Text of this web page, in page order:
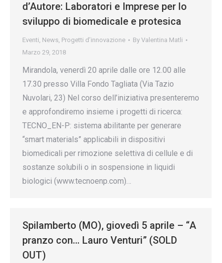
d’Autore: Laboratori e Imprese per lo
sviluppo di biomedicale e protesica
Eventi, News, Progetti d’innovazione By Valentina Matli
Marzo 29, 2018
Mirandola, venerdì 20 aprile dalle ore 12.00 alle
17.30 presso Villa Fondo Tagliata (Via Tazio
Nuvolari, 23) Nel corso dell’iniziativa presenteremo
e approfondiremo insieme i progetti di ricerca:
TECNO_EN-P: sistema abilitante per generare
“smart materials” applicabili in dispositivi
biomedicali per rimozione selettiva di cellule e di
sostanze solubili o in sospensione in liquidi
biologici (www.tecnoenp.com)…
Spilamberto (MO), giovedì 5 aprile – “A
pranzo con… Lauro Venturi” (SOLD
OUT)